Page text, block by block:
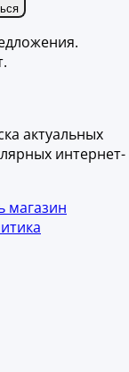
актуальных
интернет-
магазин